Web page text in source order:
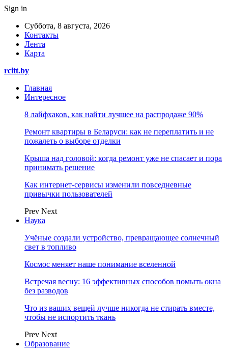
Sign in
Суббота, 8 августа, 2026
Контакты
Лента
Карта
rcitt.by
Главная
Интересное
8 лайфхаков, как найти лучшее на распродаже 90%
Ремонт квартиры в Беларуси: как не переплатить и не
пожалеть о выборе отделки
Крыша над головой: когда ремонт уже не спасает и пора
принимать решение
Как интернет-сервисы изменили повседневные
привычки пользователей
Prev Next
Наука
Учёные создали устройство, превращающее солнечный
свет в топливо
Космос меняет наше понимание вселенной
Встречая весну: 16 эффективных способов помыть окна
без разводов
Что из ваших вещей лучше никогда не стирать вместе,
чтобы не испортить ткань
Prev Next
Образование